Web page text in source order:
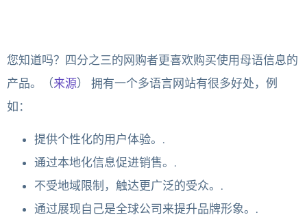
您知道吗？四分之三的网购者更喜欢购买使用母语信息的
产品。（来源） 拥有一个多语言网站有很多好处，例
如：
提供个性化的用户体验。.
通过本地化信息促进销售。.
不受地域限制，触达更广泛的受众。.
通过展现自己是全球公司来提升品牌形象。.